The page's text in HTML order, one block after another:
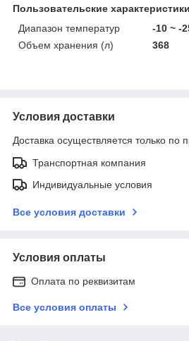
Пользовательские характеристики
Диапазон температур
-10 ~ -
Объем хранения (л)
368
Условия доставки
Доставка осуществляется только по
Транспортная компания
Индивидуальные условия
Все условия доставки
Условия оплаты
Оплата по реквизитам
Все условия оплаты